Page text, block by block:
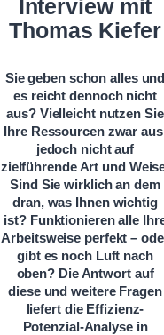
Interview mit
Thomas Kiefer
Sie geben schon alles und
es reicht dennoch nicht
aus? Vielleicht nutzen Sie
Ihre Ressourcen zwar
jedoch nicht auf
zielführende Art und
Sind Sie wirklich an dem
dran, was Ihnen wichtig
ist? Funktionieren alle
Arbeitsweise perfekt –
gibt es noch Luft nach
oben? Die Antwort auf
diese und weitere Fragen
liefert die Effizienz-
Potenzial-Analyse in